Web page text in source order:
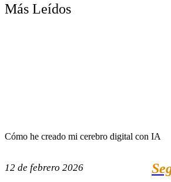
Más Leídos
Cómo he creado mi cerebro digital con IA
12 de febrero 2026